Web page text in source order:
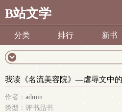
B站文学
分类 排行 新书
我读《名流美容院》—虐辱文中
作者： admin
类型：评书品书